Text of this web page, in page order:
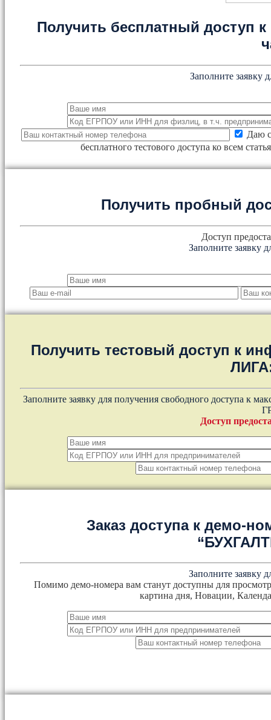
Получить бесплатный доступ к
Заполните заявку
Даю
бесплатного тестового доступа ко всем
Получить пробный
Доступ
Заполните заявку
Получить тестовый доступ к
Заполните заявку для получения свободного доступа к
Доступ
Заказ доступа к демо-
Заполните заявку
Помимо демо-номера вам станут доступны для
картина дня, Новации,